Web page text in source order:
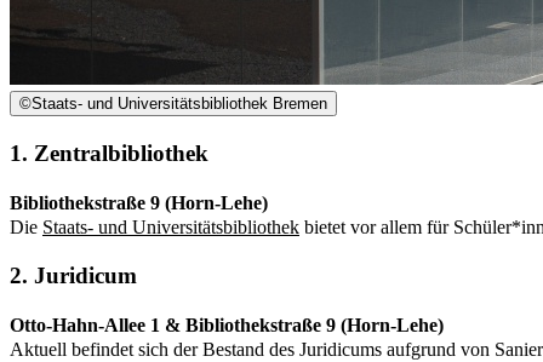
©Staats- und Universitätsbibliothek Bremen
1. Zentralbibliothek
Bibliothekstraße 9 (Horn-Lehe)
Die Staats- und Universitätsbibliothek bietet vor allem für
2. Juridicum
Otto-Hahn-Allee 1 & Bibliothekstraße 9 (Horn-Lehe)
Aktuell befindet sich der Bestand des Juridicums aufgrund von